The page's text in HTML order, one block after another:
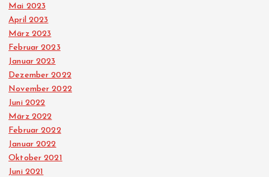
Mai 2023
April 2023
März 2023
Februar 2023
Januar 2023
Dezember 2022
November 2022
Juni 2022
März 2022
Februar 2022
Januar 2022
Oktober 2021
Juni 2021